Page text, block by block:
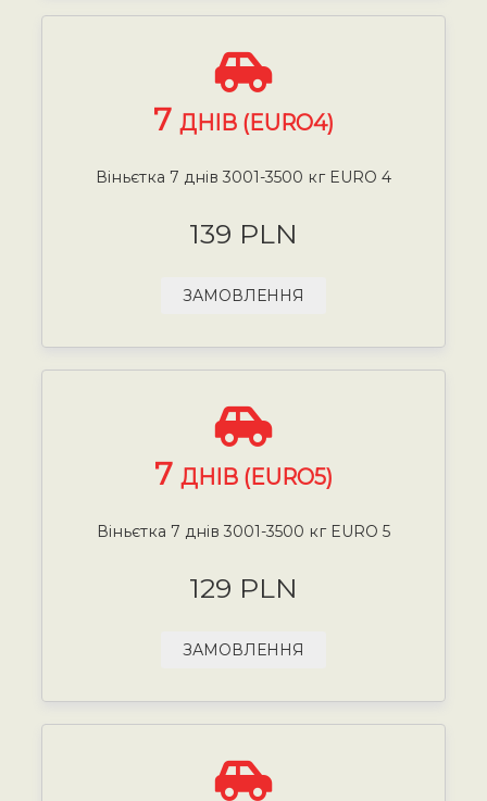
7 ДНІВ (EURO4)
Віньєтка 7 днів 3001-3500 кг EURO 4
139 PLN
ЗАМОВЛЕННЯ
7 ДНІВ (EURO5)
Віньєтка 7 днів 3001-3500 кг EURO 5
129 PLN
ЗАМОВЛЕННЯ